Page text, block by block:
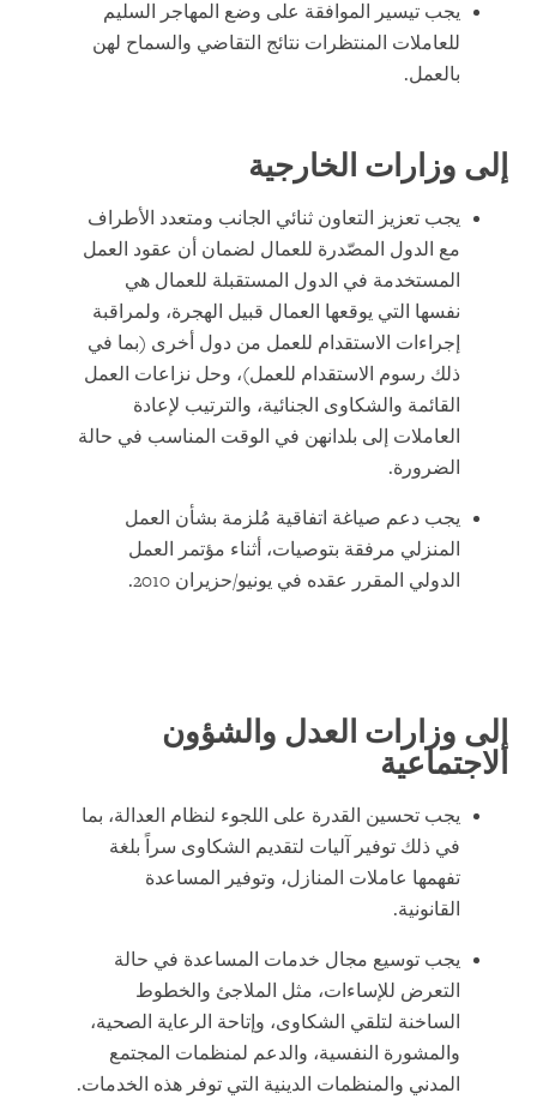
يجب تيسير الموافقة على وضع المهاجر السليم
للعاملات المنتظرات نتائج التقاضي والسماح لهن
بالعمل.
إلى وزارات الخارجية
يجب تعزيز التعاون ثنائي الجانب ومتعدد الأطراف
مع الدول المصّدرة للعمال لضمان أن عقود العمل
المستخدمة في الدول المستقبلة للعمال هي
نفسها التي يوقعها العمال قبيل الهجرة، ولمراقبة
إجراءات الاستقدام للعمل من دول أخرى (بما في
ذلك رسوم الاستقدام للعمل)، وحل نزاعات العمل
القائمة والشكاوى الجنائية، والترتيب لإعادة
العاملات إلى بلدانهن في الوقت المناسب في حالة
الضرورة.
يجب دعم صياغة اتفاقية مُلزمة بشأن العمل
المنزلي مرفقة بتوصيات، أثناء مؤتمر العمل
الدولي المقرر عقده في يونيو/حزيران 2010.
إلى وزارات العدل والشؤون
الاجتماعية
يجب تحسين القدرة على اللجوء لنظام العدالة، بما
في ذلك توفير آليات لتقديم الشكاوى سراً بلغة
تفهمها عاملات المنازل، وتوفير المساعدة
القانونية.
يجب توسيع مجال خدمات المساعدة في حالة
التعرض للإساءات، مثل الملاجئ والخطوط
الساخنة لتلقي الشكاوى، وإتاحة الرعاية الصحية،
والمشورة النفسية، والدعم لمنظمات المجتمع
المدني والمنظمات الدينية التي توفر هذه الخدمات.